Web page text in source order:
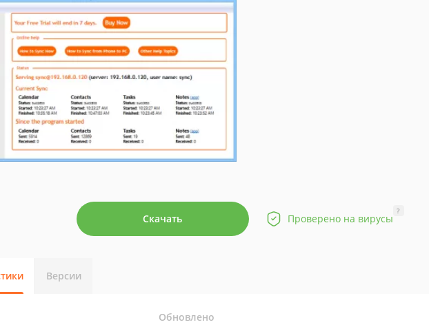
Скачать Проверено на вирусы
?
Версии
Обновлено